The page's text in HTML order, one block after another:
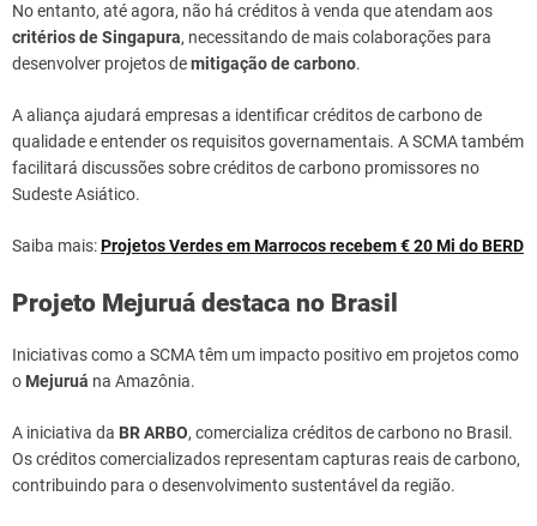
No entanto, até agora, não há créditos à venda que atendam aos
critérios de Singapura, necessitando de mais colaborações para
desenvolver projetos demitigação de carbono.
A aliança ajudará empresas a identificar créditos de carbono de
qualidade e entender os requisitos governamentais. A SCMA também
facilitará discussões sobre créditos de carbono promissores no
Sudeste Asiático.
Saiba mais:Projetos Verdes em Marrocos recebem € 20 Mi do BERD
Projeto Mejuruá destaca no Brasil
Iniciativas como a SCMA têm um impacto positivo em projetos como
o Mejuruá na Amazônia.
A iniciativa da BR ARBO, comercializa créditos de carbono no Brasil.
Os créditos comercializados representam capturas reais de carbono,
contribuindo para o desenvolvimento sustentável da região.